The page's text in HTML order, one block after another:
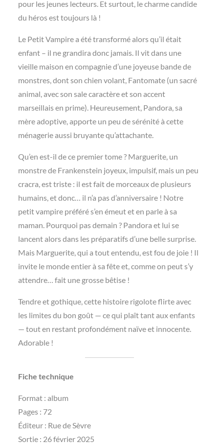
pour les jeunes lecteurs. Et surtout, le charme candide
du héros est toujours là !
Le Petit Vampire a été transformé alors qu’il était
enfant – il ne grandira donc jamais. Il vit dans une
vieille maison en compagnie d’une joyeuse bande de
monstres, dont son chien volant, Fantomate (un sacré
animal, avec son sale caractère et son accent
marseillais en prime). Heureusement, Pandora, sa
mère adoptive, apporte un peu de sérénité à cette
ménagerie aussi bruyante qu’attachante.
Qu’en est-il de ce premier tome ? Marguerite, un
monstre de Frankenstein joyeux, impulsif, mais un peu
cracra, est triste : il est fait de morceaux de plusieurs
humains, et donc… il n’a pas d’anniversaire ! Notre
petit vampire préféré s’en émeut et en parle à sa
maman. Pourquoi pas demain ? Pandora et lui se
lancent alors dans les préparatifs d’une belle surprise.
Mais Marguerite, qui a tout entendu, est fou de joie ! Il
invite le monde entier à sa fête et, comme on peut s’y
attendre… fait une grosse bêtise !
Tendre et gothique, cette histoire rigolote flirte avec
les limites du bon goût — ce qui plaît tant aux enfants
— tout en restant profondément naïve et innocente.
Adorable !
Fiche technique
Format : album
Pages : 72
Éditeur ‏: ‎Rue de Sèvre
Sortie : 26 février 2025